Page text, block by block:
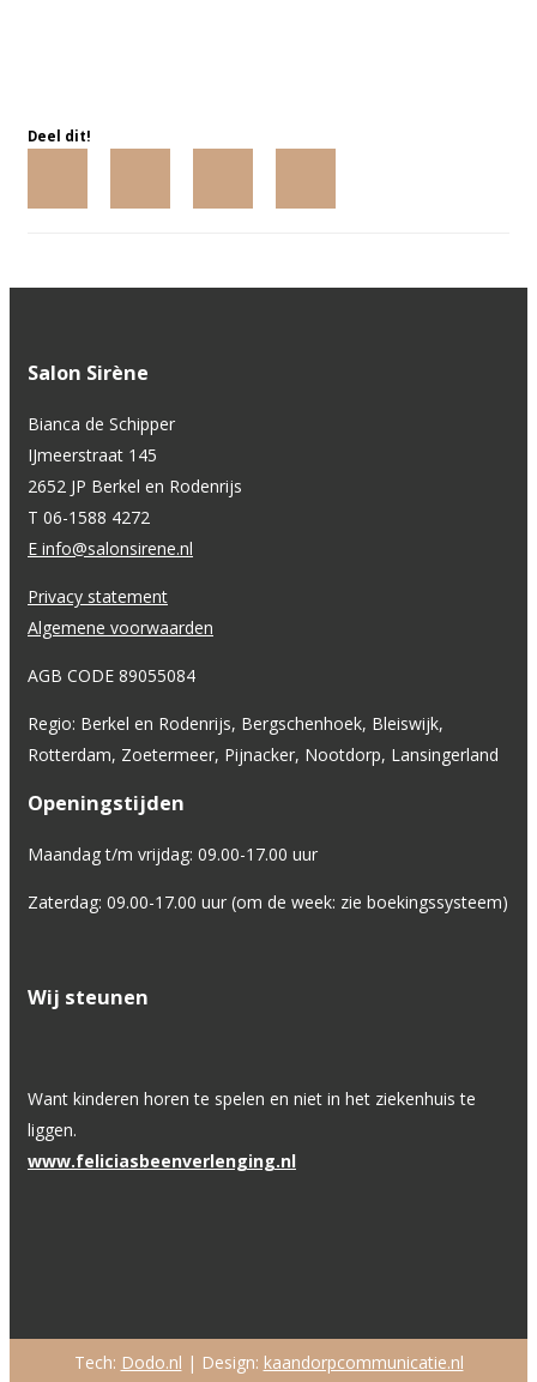
Deel dit!
Salon Sirène
Bianca de Schipper
IJmeerstraat 145
2652 JP Berkel en Rodenrijs
T 06-1588 4272
E info@salonsirene.nl
Privacy statement
Algemene voorwaarden
AGB CODE 89055084
Regio: Berkel en Rodenrijs, Bergschenhoek, Bleiswijk,
Rotterdam, Zoetermeer, Pijnacker, Nootdorp, Lansingerland
Openingstijden
Maandag t/m vrijdag: 09.00-17.00 uur
Zaterdag: 09.00-17.00 uur (om de week: zie boekingssysteem)
Wij steunen
Want kinderen horen te spelen en niet in het ziekenhuis te
liggen.
www.feliciasbeenverlenging.nl
Tech: Dodo.nl | Design: kaandorpcommunicatie.nl